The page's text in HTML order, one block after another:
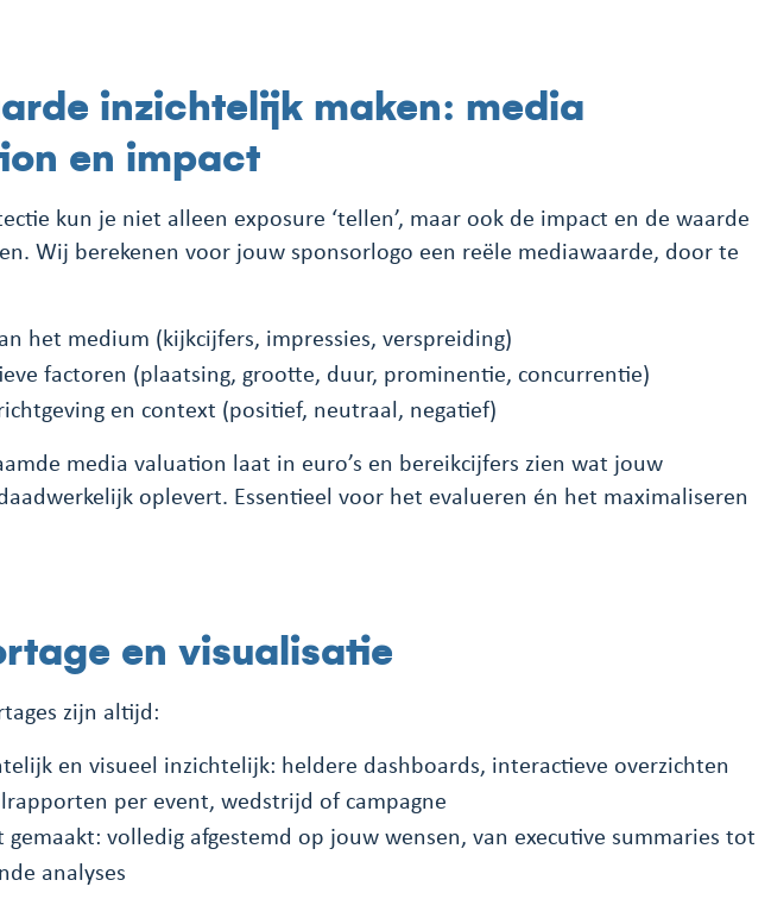
inzichtelijk maken: media
en impact
kun je niet alleen exposure ‘tellen’, maar ook de impact en de waarde
Wij berekenen voor jouw sponsorlogo een reële mediawaarde, door te
het medium (kijkcijfers, impressies, verspreiding)
factoren (plaatsing, grootte, duur, prominentie, concurrentie)
en context (positief, neutraal, negatief)
media valuation laat in euro’s en bereikcijfers zien wat jouw
oplevert. Essentieel voor het evalueren én het maximaliseren
en visualisatie
zijn altijd:
en visueel inzichtelijk: heldere dashboards, interactieve overzichten
per event, wedstrijd of campagne
gemaakt: volledig afgestemd op jouw wensen, van executive summaries tot
analyses